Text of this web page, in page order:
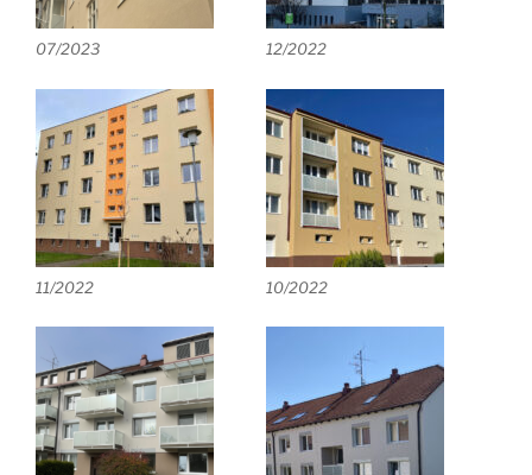
07/2023 12/2022
11/2022 10/2022